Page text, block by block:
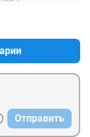
Отправить